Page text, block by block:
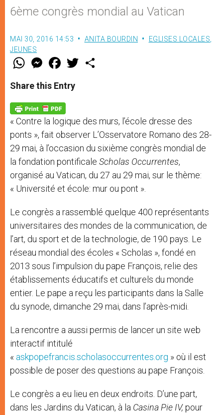
6ème congrès mondial au Vatican
MAI 30, 2016 14:53 ANITA BOURDIN EGLISES LOCALES
JEUNES
W
t
s
p
p
M
e
s
e
g
e
r
F
a
e
b
o
k
w
Share this Entry
« Contre la logique des murs, l’école dresse des
ponts », fait observer L’Osservatore Romano des 28-
29 mai, à l’occasion du sixième congrès mondial de
la fondation pontificale Scholas Occurrentes,
organisé au Vatican, du 27 au 29 mai, sur le thème:
« Université et école: mur ou pont ».
Le congrès a rassemblé quelque 400 représentants
universitaires des mondes de la communication, de
l’art, du sport et de la technologie, de 190 pays. Le
réseau mondial des écoles « Scholas », fondé en
2013 sous l’impulsion du pape François, relie des
établissements éducatifs et culturels du monde
entier. Le pape a reçu les participants dans la Salle
du synode, dimanche 29 mai, dans l’après-midi.
La rencontre a aussi permis de lancer un site web
interactif intitulé
« askpopefrancis.scholasoccurrentes.org » où il est
possible de poser des questions au pape François.
Le congrès a eu lieu en deux endroits. D’une part,
dans les Jardins du Vatican, à la Casina Pie IV,pour